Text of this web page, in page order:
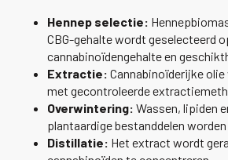
Hennep selectie:
CBG-gehalte wordt geselecteerd
cannabinoïdengehalte en
Extractie: Cannabinoïderijke
met gecontroleerde
Overwintering: Wassen, lipiden
plantaardige bestanddelen worden
Distillatie: Het extract wordt